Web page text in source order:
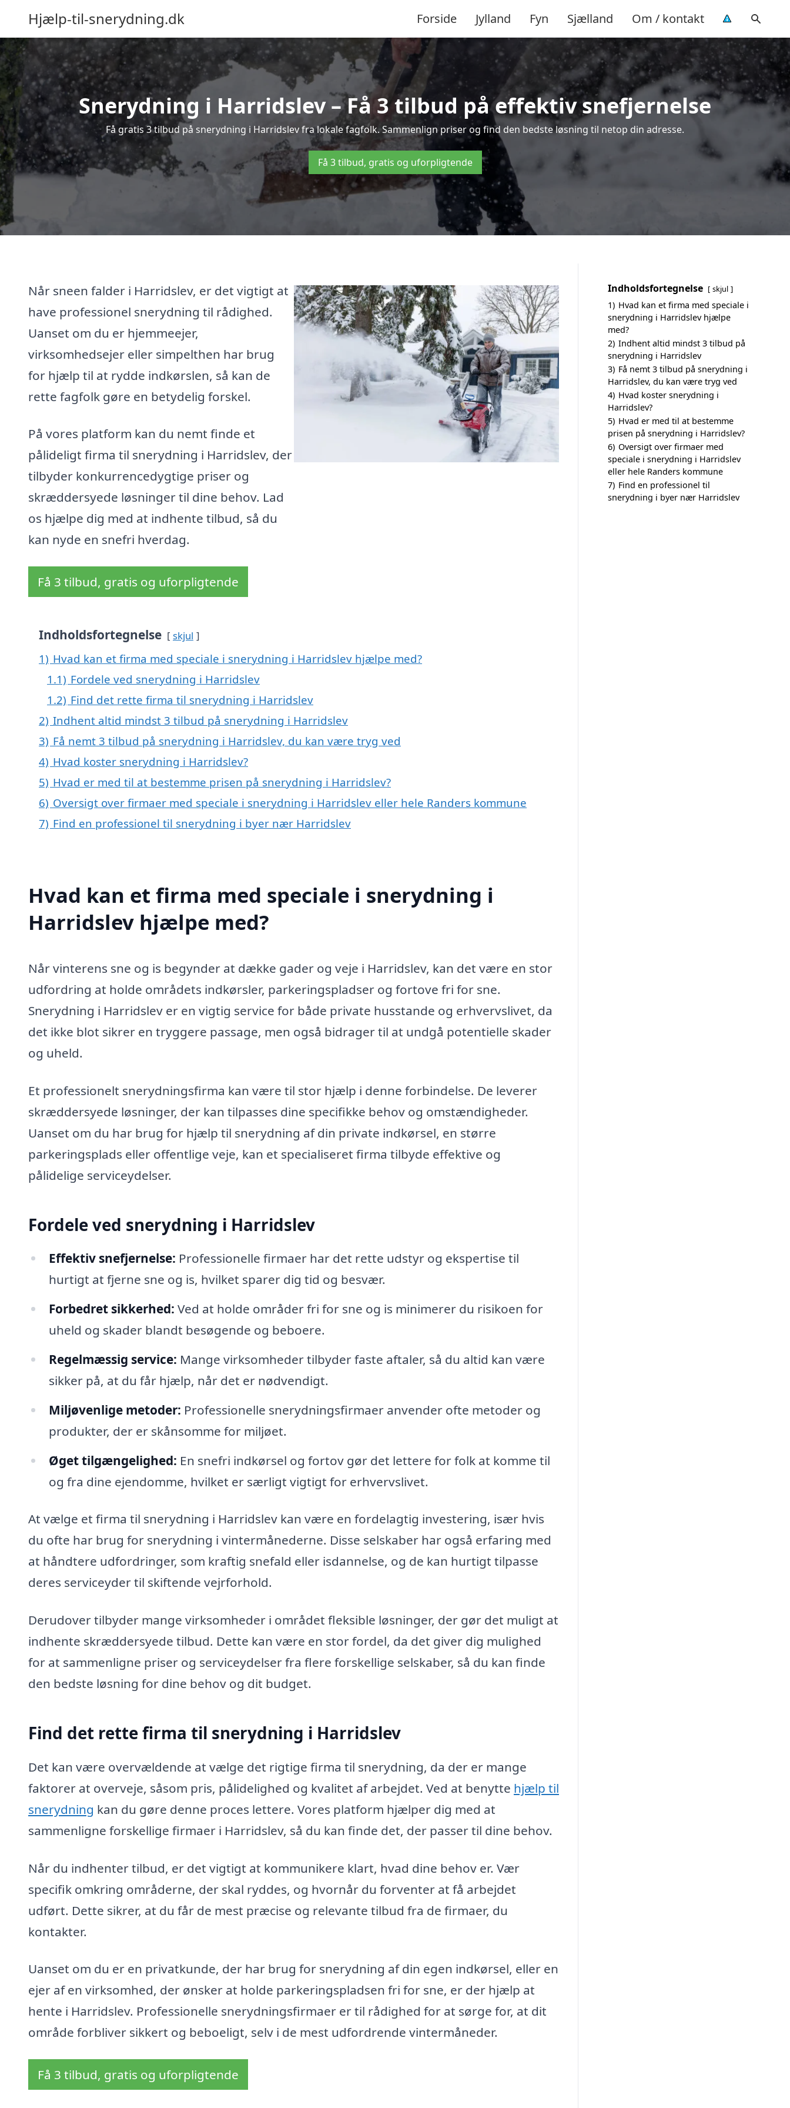
Hjælp-til-snerydning.dk Forside Jylland Fyn Sjælland Om / kontakt
Snerydning i Harridslev – Få 3 tilbud på effektiv snefjernelse
Få gratis 3 tilbud på snerydning i Harridslev fra lokale fagfolk. Sammenlign priser og find den bedste løsning til netop din adresse.
Få 3 tilbud, gratis og uforpligtende
Når sneen falder i Harridslev, er det vigtigt at
have professionel snerydning til rådighed.
Uanset om du er hjemmeejer,
virksomhedsejer eller simpelthen har brug
for hjælp til at rydde indkørslen, så kan de
rette fagfolk gøre en betydelig forskel.
På vores platform kan du nemt finde et
pålideligt firma til snerydning i Harridslev, der
tilbyder konkurrencedygtige priser og
skræddersyede løsninger til dine behov. Lad
os hjælpe dig med at indhente tilbud, så du
kan nyde en snefri hverdag.
Få 3 tilbud, gratis og uforpligtende
Indholdsfortegnelse skjul
1) Hvad kan et firma med speciale i snerydning i Harridslev hjælpe med?
1.1) Fordele ved snerydning i Harridslev
1.2) Find det rette firma til snerydning i Harridslev
2) Indhent altid mindst 3 tilbud på snerydning i Harridslev
3) Få nemt 3 tilbud på snerydning i Harridslev, du kan være tryg ved
4) Hvad koster snerydning i Harridslev?
5) Hvad er med til at bestemme prisen på snerydning i Harridslev?
6) Oversigt over firmaer med speciale i snerydning i Harridslev eller hele Randers kommune
7) Find en professionel til snerydning i byer nær Harridslev
Hvad kan et firma med speciale i snerydning i
Harridslev hjælpe med?
Når vinterens sne og is begynder at dække gader og veje i Harridslev, kan det være en stor
udfordring at holde områdets indkørsler, parkeringspladser og fortove fri for sne.
Snerydning i Harridslev er en vigtig service for både private husstande og erhvervslivet, da
det ikke blot sikrer en tryggere passage, men også bidrager til at undgå potentielle skader
og uheld.
Et professionelt snerydningsfirma kan være til stor hjælp i denne forbindelse. De leverer
skræddersyede løsninger, der kan tilpasses dine specifikke behov og omstændigheder.
Uanset om du har brug for hjælp til snerydning af din private indkørsel, en større
parkeringsplads eller offentlige veje, kan et specialiseret firma tilbyde effektive og
pålidelige serviceydelser.
Fordele ved snerydning i Harridslev
Effektiv snefjernelse: Professionelle firmaer har det rette udstyr og ekspertise til
hurtigt at fjerne sne og is, hvilket sparer dig tid og besvær.
Forbedret sikkerhed: Ved at holde områder fri for sne og is minimerer du risikoen for
uheld og skader blandt besøgende og beboere.
Regelmæssig service: Mange virksomheder tilbyder faste aftaler, så du altid kan være
sikker på, at du får hjælp, når det er nødvendigt.
Miljøvenlige metoder: Professionelle snerydningsfirmaer anvender ofte metoder og
produkter, der er skånsomme for miljøet.
Øget tilgængelighed: En snefri indkørsel og fortov gør det lettere for folk at komme til
og fra dine ejendomme, hvilket er særligt vigtigt for erhvervslivet.
At vælge et firma til snerydning i Harridslev kan være en fordelagtig investering, især hvis
du ofte har brug for snerydning i vintermånederne. Disse selskaber har også erfaring med
at håndtere udfordringer, som kraftig snefald eller isdannelse, og de kan hurtigt tilpasse
deres serviceyder til skiftende vejrforhold.
Derudover tilbyder mange virksomheder i området fleksible løsninger, der gør det muligt at
indhente skræddersyede tilbud. Dette kan være en stor fordel, da det giver dig mulighed
for at sammenligne priser og serviceydelser fra flere forskellige selskaber, så du kan finde
den bedste løsning for dine behov og dit budget.
Find det rette firma til snerydning i Harridslev
Det kan være overvældende at vælge det rigtige firma til snerydning, da der er mange
faktorer at overveje, såsom pris, pålidelighed og kvalitet af arbejdet. Ved at benytte hjælp til
snerydning kan du gøre denne proces lettere. Vores platform hjælper dig med at
sammenligne forskellige firmaer i Harridslev, så du kan finde det, der passer til dine behov.
Når du indhenter tilbud, er det vigtigt at kommunikere klart, hvad dine behov er. Vær
specifik omkring områderne, der skal ryddes, og hvornår du forventer at få arbejdet
udført. Dette sikrer, at du får de mest præcise og relevante tilbud fra de firmaer, du
kontakter.
Uanset om du er en privatkunde, der har brug for snerydning af din egen indkørsel, eller en
ejer af en virksomhed, der ønsker at holde parkeringspladsen fri for sne, er der hjælp at
hente i Harridslev. Professionelle snerydningsfirmaer er til rådighed for at sørge for, at dit
område forbliver sikkert og beboeligt, selv i de mest udfordrende vintermåneder.
Få 3 tilbud, gratis og uforpligtende
Indholdsfortegnelse skjul
1) Hvad kan et firma med speciale i
snerydning i Harridslev hjælpe
med?
2) Indhent altid mindst 3 tilbud på
snerydning i Harridslev
3) Få nemt 3 tilbud på snerydning i
Harridslev, du kan være tryg ved
4) Hvad koster snerydning i
Harridslev?
5) Hvad er med til at bestemme
prisen på snerydning i Harridslev?
6) Oversigt over firmaer med
speciale i snerydning i Harridslev
eller hele Randers kommune
7) Find en professionel til
snerydning i byer nær Harridslev